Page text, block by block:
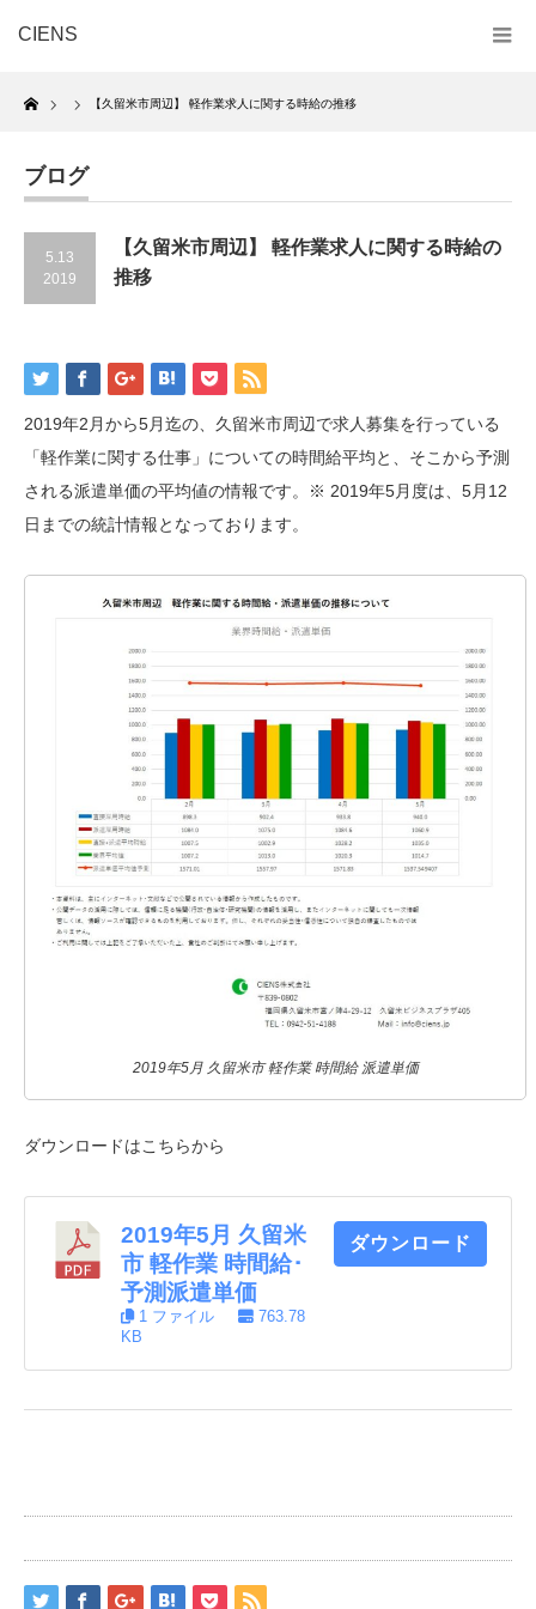
CIENS
Home
【久留米市周辺】 軽作業求人に関する時給の推移
ブログ
5.13
2019
【久留米市周辺】 軽作業求人に関する時給の
推移
2019年2月から5月迄の、久留米市周辺で求人募集を行っている
「軽作業に関する仕事」についての時間給平均と、そこから予測
される派遣単価の平均値の情報です。※ 2019年5月度は、5月12
日までの統計情報となっております。
2019年5月 久留米市 軽作業 時間給 派遣単価
ダウンロードはこちらから
2019年5月 久留米
市 軽作業 時間給･
予測派遣単価
1 ファイル
763.78
KB
ダウンロード